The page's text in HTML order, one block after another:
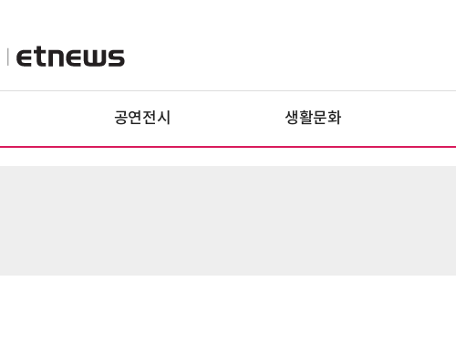
공연전시 생활문화